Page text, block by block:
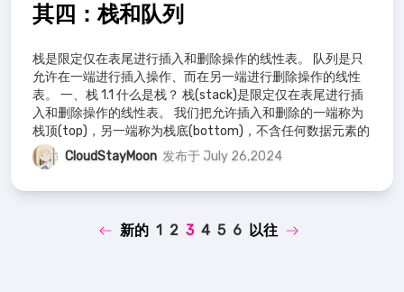
其四：栈和队列
栈是限定仅在表尾进行插入和删除操作的线性表。 队列是只
允许在一端进行插入操作、而在另一端进行删除操作的线性
表。 一、栈 1.1 什么是栈？ 栈(stack)是限定仅在表尾进行插
入和删除操作的线性表。 我们把允许插入和删除的一端称为
栈顶(top)，另一端称为栈底(bottom)，不含任何数据元素的
栈称 CloudStayMoon 发布于 July 26,2024
新的 1 2 3 4 5 6 以往